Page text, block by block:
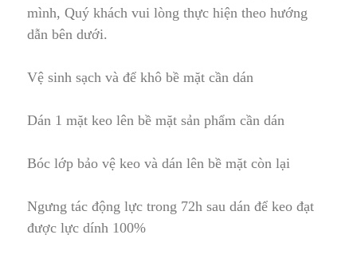
mình, Quý khách vui lòng thực hiện theo hướng
dẫn bên dưới.
Vệ sinh sạch và để khô bề mặt cần dán
Dán 1 mặt keo lên bề mặt sản phẩm cần dán
Bóc lớp bảo vệ keo và dán lên bề mặt còn lại
Ngưng tác động lực trong 72h sau dán để keo đạt
được lực dính 100%